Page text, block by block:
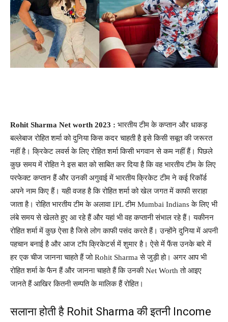
Rohit Sharma Net worth 2023 : भारतीय टीम के कप्तान और धाकड़
बल्लेबाज रोहित शर्मा को दुनिया किस कदर चाहती है इसे किसी सबूत की जरूरत
नहीं है। क्रिकेट लवर्स के लिए रोहित शर्मा किसी भगवान से कम नहीं हैं। पिछले
कुछ समय में रोहित ने इस बात को साबित कर दिया है कि वह भारतीय टीम के लिए
परफेक्ट कप्तान हैं और उनकी अगुवाई में भारतीय क्रिकेट टीम ने कई रिकॉर्ड
अपने नाम किए हैं। यही वजह है कि रोहित शर्मा को खेल जगत में काफी सराहा
जाता है। रोहित भारतीय टीम के अलावा IPL टीम Mumbai Indians के लिए भी
लंबे समय से खेलते हुए आ रहे हैं और यहां भी वह कप्तानी संभाल रहे हैं। यकीनन
रोहित शर्मा में कुछ ऐसा है जिसे लोग काफी पसंद करते हैं। उन्होंने दुनिया में अपनी
पहचान बनाई है और आज टॉप क्रिकेटर्स में शुमार है। ऐसे में फैंस उनके बारे में
हर एक चीज जानना चाहते हैं जो Rohit Sharma से जुड़ी हो। अगर आप भी
रोहित शर्मा के फैन हैं और जानना चाहते हैं कि उनकी Net Worth तो आइए
जानते हैं आखिर कितनी सम्पति के मालिक हैं रोहित।
सलाना होती है Rohit Sharma की इतनी Income